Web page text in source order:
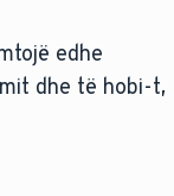
edhe
dhe të hobi-t,
Kondicioneri